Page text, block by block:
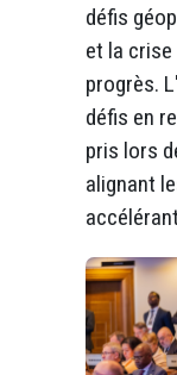
défis
et la
progrès.
défis en
pris lors
alignant